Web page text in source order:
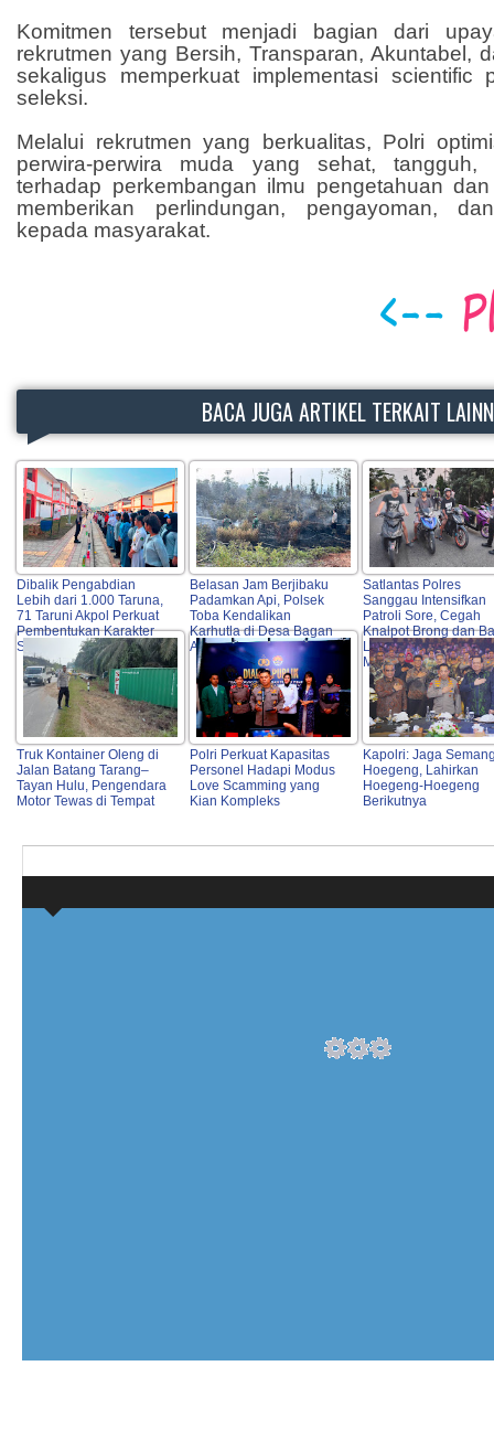
Komitmen tersebut menjadi bagian dari
rekrutmen yang Bersih, Transparan, Akuntabel,
sekaligus memperkuat implementasi scientific
seleksi.
Melalui rekrutmen yang berkualitas, Polri
perwira-perwira muda yang sehat, tangguh,
terhadap perkembangan ilmu pengetahuan
memberikan perlindungan, pengayoman,
kepada masyarakat.
BACA JUGA ARTIKEL TERKAIT
Dibalik Pengabdian
Lebih dari 1.000 Taruna,
71 Taruni Akpol Perkuat
Pembentukan Karakter
Siswa Sekolah Rakyat
Belasan Jam Berjibaku
Padamkan Api, Polsek
Toba Kendalikan
Karhutla di Desa Bagan
Asam
Satlantas Polres
Sanggau Intensifkan
Patroli Sore, Cegah
Knalpot Brong dan
Liar Demi
Masyarakat
Truk Kontainer Oleng di
Jalan Batang Tarang–
Tayan Hulu, Pengendara
Motor Tewas di Tempat
Polri Perkuat Kapasitas
Personel Hadapi Modus
Love Scamming yang
Kian Kompleks
Kapolri: Jaga
Hoegeng, Lahirkan
Hoegeng-Hoegeng
Berikutnya